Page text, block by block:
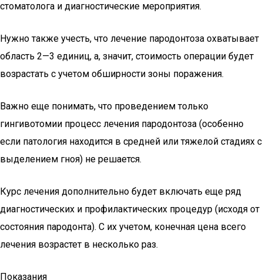
стоматолога и диагностические мероприятия.
Нужно также учесть, что лечение пародонтоза охватывает
область 2—3 единиц, а, значит, стоимость операции будет
возрастать с учетом обширности зоны поражения.
Важно еще понимать, что проведением только
гингивотомии процесс лечения пародонтоза (особенно
если патология находится в средней или тяжелой стадиях с
выделением гноя) не решается.
Курс лечения дополнительно будет включать еще ряд
диагностических и профилактических процедур (исходя от
состояния пародонта). С их учетом, конечная цена всего
лечения возрастет в несколько раз.
Показания